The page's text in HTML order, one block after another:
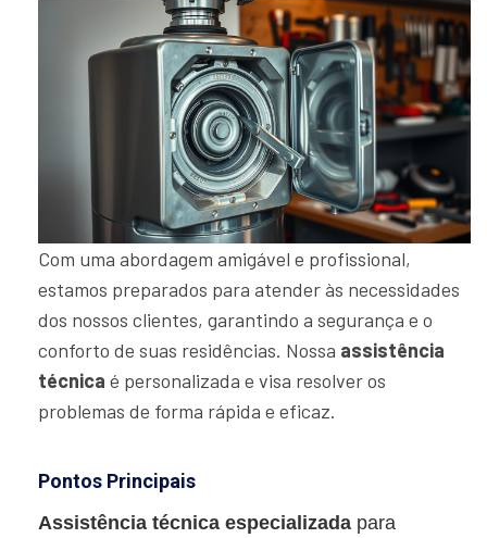
Com uma abordagem amigável e profissional,
estamos preparados para atender às necessidades
dos nossos clientes, garantindo a segurança e o
conforto de suas residências. Nossa assistência
técnica é personalizada e visa resolver os
problemas de forma rápida e eficaz.
Pontos Principais
Assistência técnica especializada para